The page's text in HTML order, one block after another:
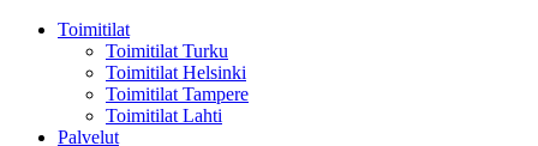
Toimitilat
Toimitilat Turku
Toimitilat Helsinki
Toimitilat Tampere
Toimitilat Lahti
Palvelut